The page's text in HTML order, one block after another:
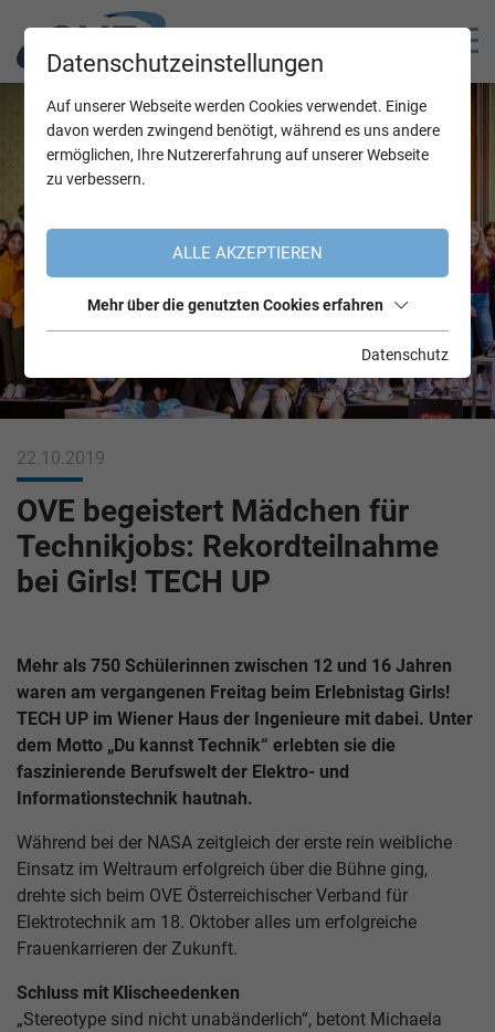
22.10.2019
OVE begeistert Mädchen für
Technikjobs: Rekordteilnahme
bei Girls! TECH UP
Mehr als 750 Schülerinnen zwischen 12 und 16 Jahren
waren am vergangenen Freitag beim Erlebnistag Girls!
TECH UP im Wiener Haus der Ingenieure mit dabei. Unter
dem Motto „Du kannst Technik“ erlebten sie die
faszinierende Berufswelt der Elektro- und
Informationstechnik hautnah.
Während bei der NASA zeitgleich der erste rein weibliche
Einsatz im Weltraum erfolgreich über die Bühne ging,
drehte sich beim OVE Österreichischer Verband für
Elektrotechnik am 18. Oktober alles um erfolgreiche
Frauenkarrieren der Zukunft.
Schluss mit Klischeedenken
„Stereotype sind nicht unabänderlich“, betont Michaela
Datenschutzeinstellungen
Auf unserer Webseite werden Cookies verwendet. Einige
davon werden zwingend benötigt, während es uns andere
ermöglichen, Ihre Nutzererfahrung auf unserer Webseite
zu verbessern.
ALLE AKZEPTIEREN
Mehr über die genutzten Cookies erfahren
Datenschutz